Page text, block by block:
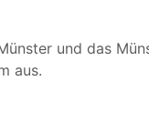
und das
aus.